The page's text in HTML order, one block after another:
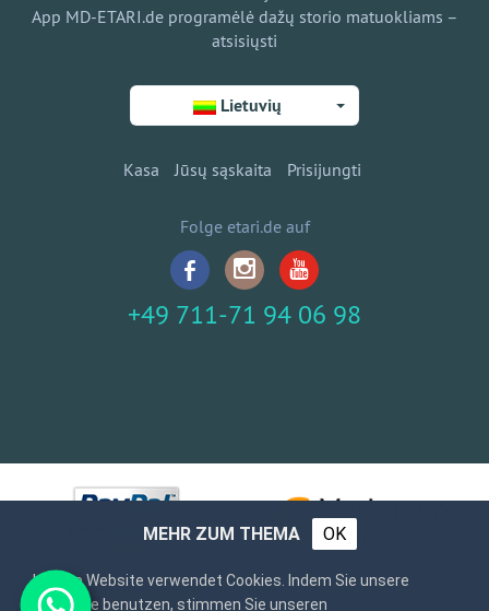
App MD-ETARI.de programėlė dažų storio matuokliams –
atsisiųsti
Lietuvių
Kasa Jūsų sąskaita Prisijungti
Folge etari.de auf
+49 711-71 94 06 98
MEHR ZUM THEMA OK
Unsere Website verwendet Cookies. Indem Sie unsere
Webseite benutzen, stimmen Sie unseren